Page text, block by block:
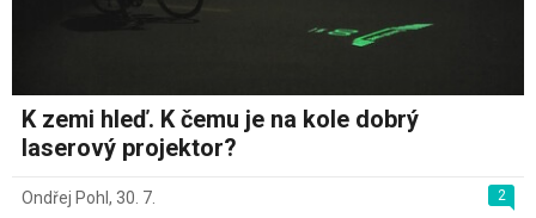
K zemi hleď. K čemu je na kole dobrý
laserový projektor?
2
Ondřej Pohl , 30. 7.